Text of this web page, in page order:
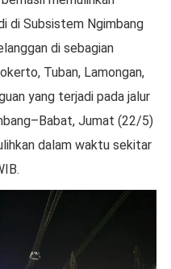
di Subsistem Ngimbang
di sebagian
Tuban, Lamongan,
yang terjadi pada jalur
Jumat (22/5)
dalam waktu sekitar